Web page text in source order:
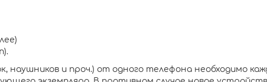
наушников и проч.) от одного телефона необходимо